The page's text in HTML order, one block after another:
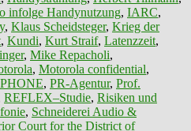
infolge Handynutzung, IARC,
, Klaus Scheidsteger, Krieg der
, Kundi, Kurt Straif, Latenzzeit,
, Mike Repacholi,
, Motorola confidential,
, PR-Agentur, Prof.
REFLEX–Studie, Risiken und
, Schneiderei Audio &
Court for the District of